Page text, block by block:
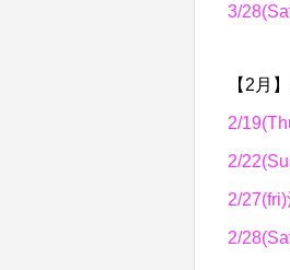
3/
【2月
2/
2/
2/
2/